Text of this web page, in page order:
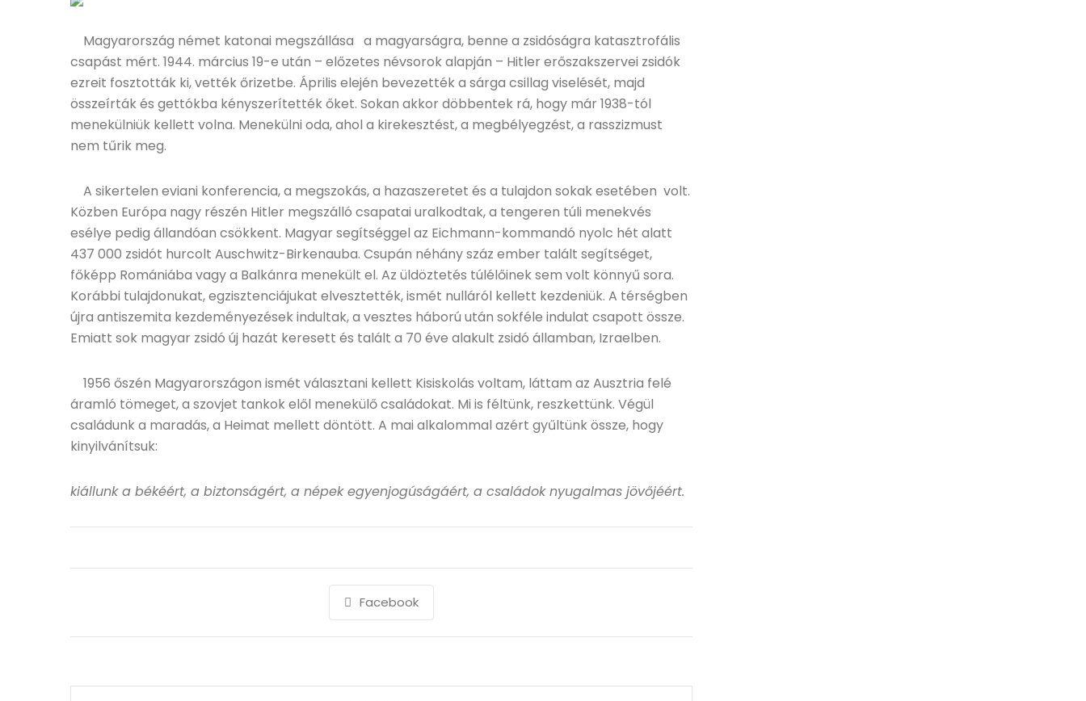
Magyarország német katonai megszállása a magyarságra, benne a zsidóságra katasztrofális
csapást mért. 1944. március 19-e után – előzetes névsorok alapján – Hitler erőszakszervei zsidók
ezreit fosztották ki, vették őrizetbe. Április elején bevezették a sárga csillag viselését, majd
összeírták és gettókba kényszerítették őket. Sokan akkor döbbentek rá, hogy már 1938-tól
menekülniük kellett volna. Menekülni oda, ahol a kirekesztést, a megbélyegzést, a rasszizmust
nem tűrik meg.
A sikertelen eviani konferencia, a megszokás, a hazaszeretet és a tulajdon sokak esetében volt.
Közben Európa nagy részén Hitler megszálló csapatai uralkodtak, a tengeren túli menekvés
esélye pedig állandóan csökkent. Magyar segítséggel az Eichmann-kommandó nyolc hét alatt
437 000 zsidót hurcolt Auschwitz-Birkenauba. Csupán néhány száz ember talált segítséget,
főképp Romániába vagy a Balkánra menekült el. Az üldöztetés túlélőinek sem volt könnyű sora.
Korábbi tulajdonukat, egzisztenciájukat elvesztették, ismét nulláról kellett kezdeniük. A térségben
újra antiszemita kezdeményezések indultak, a vesztes háború után sokféle indulat csapott össze.
Emiatt sok magyar zsidó új hazát keresett és talált a 70 éve alakult zsidó államban, Izraelben.
1956 őszén Magyarországon ismét választani kellett Kisiskolás voltam, láttam az Ausztria felé
áramló tömeget, a szovjet tankok elől menekülő családokat. Mi is féltünk, reszkettünk. Végül
családunk a maradás, a Heimat mellett döntött. A mai alkalommal azért gyűltünk össze, hogy
kinyilvánítsuk:
kiállunk a békéért, a biztonságért, a népek egyenjogúságáért, a családok nyugalmas jövőjéért.
Facebook